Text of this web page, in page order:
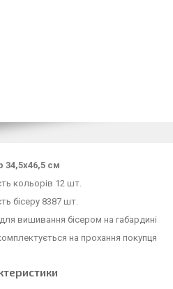
34,5х46,5 см
кольорів 12 шт.
бісеру 8387 шт.
вишивання бісером на габардині
на прохання покупця